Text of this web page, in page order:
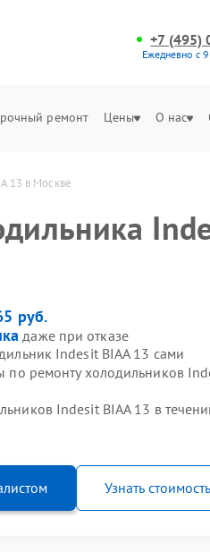
+7 (495)
Ежедневно с
ремонт Цены О нас
13 в Москве
руб.
даже при отказе
Indesit BIAA 13 сами
по ремонту холодильников
Indesit BIAA 13 в
Узнать